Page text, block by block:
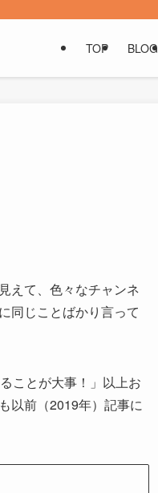
TOP BLOG
えて、色々なチャンネ
同じことばかり言って
ことが大事！」以上お
以前（2019年）記事に